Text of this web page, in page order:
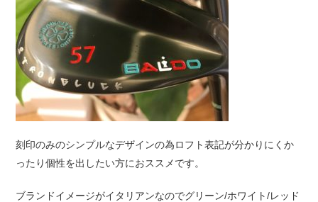
刻印のみのシンプルなデザインの為ロフト表記が分かりにくか
ったり個性を出したい方におススメです。
ブランドイメージがイタリアンなのでグリーン/ホワイト/レッド